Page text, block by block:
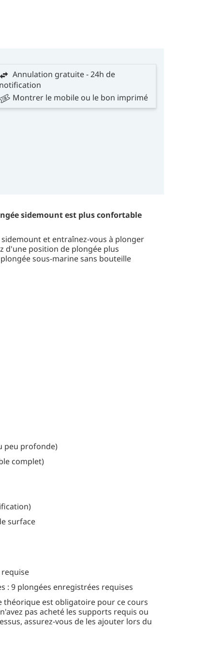
Annulation gratuite - 24h de
notification
Montrer le mobile ou le bon imprimé
sidemount est plus confortable
et entraînez-vous à plonger
d'une position de plongée plus
sous-marine sans bouteille
peu profonde)
complet)
surface
: 9 plongées enregistrées requises
théorique est obligatoire pour ce cours
pas acheté les supports requis ou
assurez-vous de les ajouter lors du